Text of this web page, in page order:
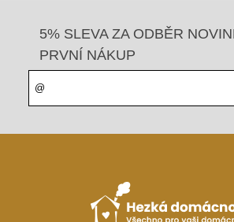
5% SLEVA ZA ODBĚR
PRVNÍ NÁKUP